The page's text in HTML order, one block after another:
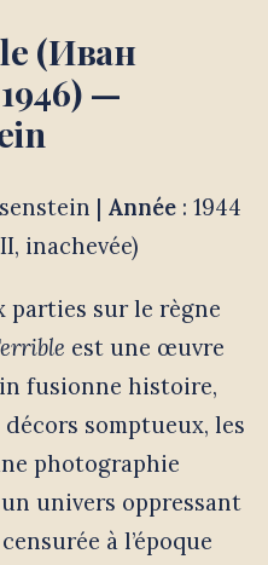
(Иван
—
| Année: 1944
inachevée)
parties sur le règne
est une œuvre
fusionne histoire,
somptueux, les
photographie
univers oppressant
à l’époque